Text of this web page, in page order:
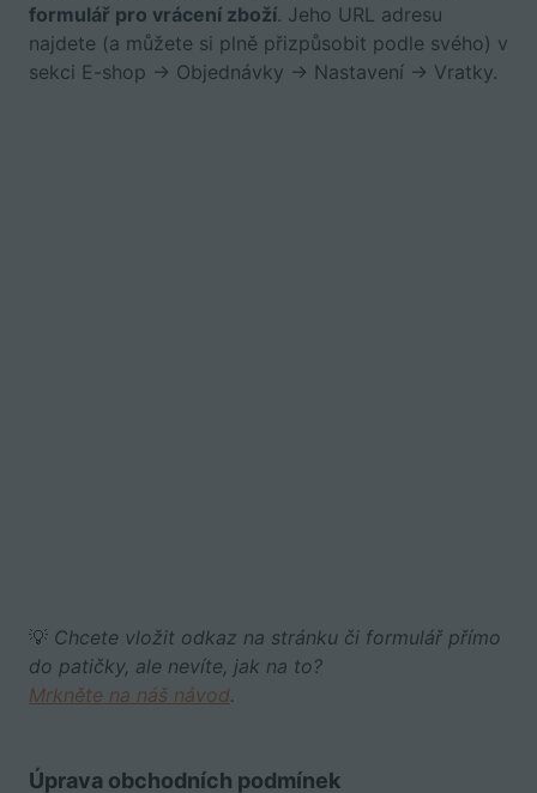
formulář pro vrácení zboží. Jeho URL adresu
najdete (a můžete si plně přizpůsobit podle svého) v
sekci E-shop → Objednávky → Nastavení → Vratky.
💡 Chcete vložit odkaz na stránku či formulář přímo
do patičky, ale nevíte, jak na to?
Mrkněte na náš návod.
Úprava obchodních podmínek